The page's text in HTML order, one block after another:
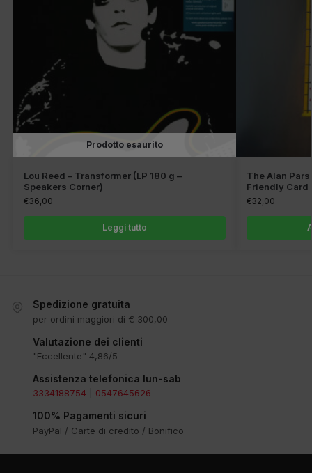
Prodotto esaurito
Lou Reed – Transformer (LP 180 g –
Speakers Corner)
€36,00
Leggi tutto
The Alan
Friendly Card
€32,00
Spedizione gratuita
per ordini maggiori di € 300,00
Valutazione dei clienti
"Eccellente" 4,86/5
Assistenza telefonica lun-sab
3334188754 0547645626
100% Pagamenti sicuri
PayPal / Carte di credito / Bonifico